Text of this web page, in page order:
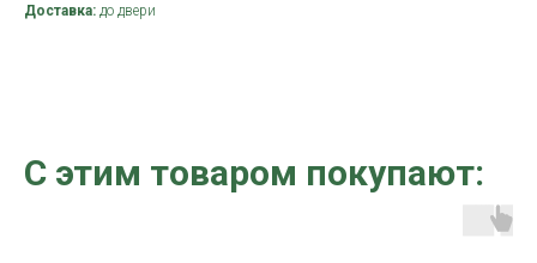
Доставка: до двери
С этим товаром покупают: